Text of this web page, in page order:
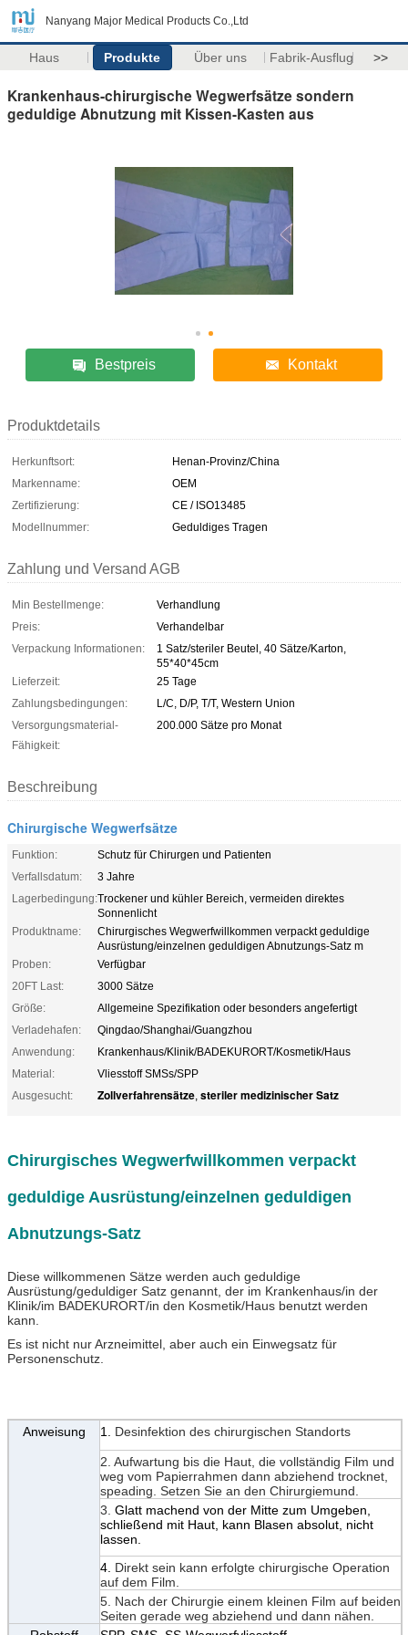
Nanyang Major Medical Products Co.,Ltd
Haus Produkte Über uns Fabrik-Ausflug >>
Krankenhaus-chirurgische Wegwerfsätze sondern
geduldige Abnutzung mit Kissen-Kasten aus
Bestpreis Kontakt
Produktdetails
Herkunftsort:
Henan-Provinz/China
Markenname:
OEM
Zertifizierung:
CE / ISO13485
Modellnummer:
Geduldiges Tragen
Zahlung und Versand AGB
Min Bestellmenge:
Verhandlung
Preis:
Verhandelbar
Verpackung Informationen:
1 Satz/steriler Beutel, 40 Sätze/Karton,
55*40*45cm
Lieferzeit:
25 Tage
Zahlungsbedingungen:
L/C, D/P, T/T, Western Union
Versorgungsmaterial-
Fähigkeit:
200.000 Sätze pro Monat
Beschreibung
Chirurgische Wegwerfsätze
Funktion:
Schutz für Chirurgen und Patienten
Verfallsdatum:
3 Jahre
Lagerbedingung:Trockener und kühler Bereich, vermeiden direktes
Sonnenlicht
Produktname:
Chirurgisches Wegwerfwillkommen verpackt geduldige
Ausrüstung/einzelnen geduldigen Abnutzungs-Satz m
Proben:
Verfügbar
20FT Last:
3000 Sätze
Größe:
Allgemeine Spezifikation oder besonders angefertigt
Verladehafen:
Qingdao/Shanghai/Guangzhou
Anwendung:
Krankenhaus/Klinik/BADEKURORT/Kosmetik/Haus
Material:
Vliesstoff SMSs/SPP
Ausgesucht:
Zollverfahrensätze, steriler medizinischer Satz
Chirurgisches Wegwerfwillkommen verpackt
geduldige Ausrüstung/einzelnen geduldigen
Abnutzungs-Satz
Diese willkommenen Sätze werden auch geduldige
Ausrüstung/geduldiger Satz genannt, der im Krankenhaus/in der
Klinik/im BADEKURORT/in den Kosmetik/Haus benutzt werden
kann.
Es ist nicht nur Arzneimittel, aber auch ein Einwegsatz für
Personenschutz.
Anweisung 1. Desinfektion des chirurgischen Standorts
2. Aufwartung bis die Haut, die vollständig Film und
weg vom Papierrahmen dann abziehend trocknet,
speading. Setzen Sie an den Chirurgiemund.
3. Glatt machend von der Mitte zum Umgeben,
schließend mit Haut, kann Blasen absolut, nicht
lassen.
4. Direkt sein kann erfolgte chirurgische Operation
auf dem Film.
5. Nach der Chirurgie einem kleinen Film auf beiden
Seiten gerade weg abziehend und dann nähen.